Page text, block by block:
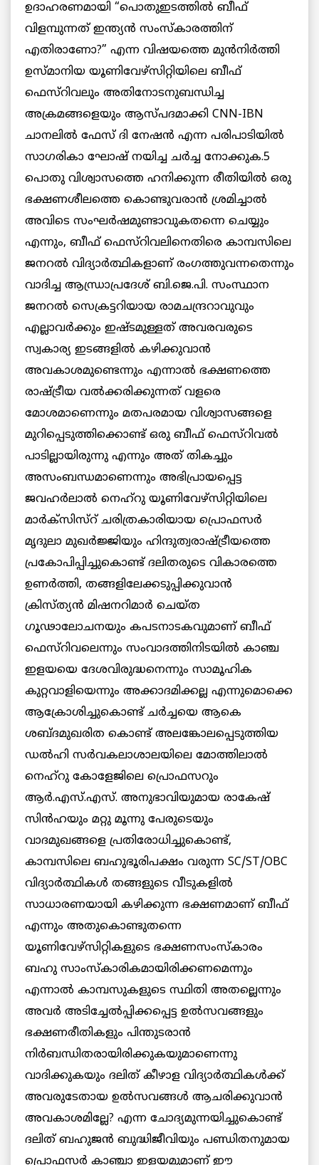
ഉദാഹരണമായി “പൊതുഇടത്തില്‍ ബീഫ്
വിളമ്പുന്നത് ഇന്ത്യന്‍ സംസ്കാരത്തിന്
എതിരാണോ?” എന്ന വിഷയത്തെ മുന്‍നിര്‍ത്തി
ഉസ്മാനിയ യൂണിവേഴ്സിറ്റിയിലെ ബീഫ്
ഫെസ്റിവലും അതിനോടനുബന്ധിച്ച
അക്രമങ്ങളെയും ആസ്പദമാക്കി CNN-IBN
ചാനലില്‍ ഫേസ് ദി നേഷന്‍ എന്ന പരിപാടിയില്‍
സാഗരികാ ഘോഷ് നയിച്ച ചര്‍ച്ച നോക്കുക.5
പൊതു വിശ്വാസത്തെ ഹനിക്കുന്ന രീതിയില്‍ ഒരു
ഭക്ഷണശീലത്തെ കൊണ്ടുവരാന്‍ ശ്രമിച്ചാല്‍
അവിടെ സംഘര്‍ഷമുണ്ടാവുകതന്നെ ചെയ്യും
എന്നും, ബീഫ് ഫെസ്റിവലിനെതിരെ കാമ്പസിലെ
ജനറല്‍ വിദ്യാര്‍ത്ഥികളാണ് രംഗത്തുവന്നതെന്നും
വാദിച്ച ആന്ധ്രാപ്രദേശ് ബി.ജെ.പി. സംസ്ഥാന
ജനറല്‍ സെക്രട്ടറിയായ രാമചന്ദ്രറാവുവും
എല്ലാവര്‍ക്കും ഇഷ്ടമുള്ളത് അവരവരുടെ
സ്വകാര്യ ഇടങ്ങളില്‍ കഴിക്കുവാന്‍
അവകാശമുണ്ടെന്നും എന്നാല്‍ ഭക്ഷണത്തെ
രാഷ്ട്രീയ വല്‍ക്കരിക്കുന്നത് വളരെ
മോശമാണെന്നും മതപരമായ വിശ്വാസങ്ങളെ
മുറിപ്പെടുത്തിക്കൊണ്ട് ഒരു ബീഫ് ഫെസ്റിവല്‍
പാടില്ലായിരുന്നു എന്നും അത് തികച്ചും
അസംബന്ധമാണെന്നും അഭിപ്രായപ്പെട്ട
ജവഹര്‍ലാല്‍ നെഹ്റു യൂണിവേഴ്സിറ്റിയിലെ
മാര്‍ക്സിസ്റ് ചരിത്രകാരിയായ പ്രൊഫസര്‍
മൃദുലാ മുഖര്‍ജ്ജിയും ഹിന്ദുത്വരാഷ്ട്രീയത്തെ
പ്രകോപിപ്പിച്ചുകൊണ്ട് ദലിതരുടെ വികാരത്തെ
ഉണര്‍ത്തി, തങ്ങളിലേക്കടുപ്പിക്കുവാന്‍
ക്രിസ്ത്യന്‍ മിഷനറിമാര്‍ ചെയ്ത
ഗൂഢാലോചനയും കപടനാടകവുമാണ് ബീഫ്
ഫെസ്റിവലെന്നും സംവാദത്തിനിടയില്‍ കാഞ്ച
ഇളയയെ ദേശവിരുദ്ധനെന്നും സാമൂഹിക
കുറ്റവാളിയെന്നും അക്കാദമിക്കല്ല എന്നുമൊക്കെ
ആക്രോശിച്ചുകൊണ്ട് ചര്‍ച്ചയെ ആകെ
ശബ്ദമുഖരിത കൊണ്ട് അലങ്കോലപ്പെടുത്തിയ
ഡല്‍ഹി സര്‍വകലാശാലയിലെ മോത്തിലാല്‍
നെഹ്റു കോളേജിലെ പ്രൊഫസറും
ആര്‍.എസ്.എസ്. അനുഭാവിയുമായ രാകേഷ്
സിന്‍ഹയും മറ്റു മൂന്നു പേരുടെയും
വാദമുഖങ്ങളെ പ്രതിരോധിച്ചുകൊണ്ട്,
കാമ്പസിലെ ബഹുഭൂരിപക്ഷം വരുന്ന SC/ST/OBC
വിദ്യാര്‍ത്ഥികള്‍ തങ്ങളുടെ വീടുകളില്‍
സാധാരണയായി കഴിക്കുന്ന ഭക്ഷണമാണ് ബീഫ്
എന്നും അതുകൊണ്ടുതന്നെ
യൂണിവേഴ്സിറ്റികളുടെ ഭക്ഷണസംസ്കാരം
ബഹു സാംസ്കാരികമായിരിക്കണമെന്നും
എന്നാല്‍ കാമ്പസുകളുടെ സ്ഥിതി അതല്ലെന്നും
അവര്‍ അടിച്ചേല്‍പ്പിക്കപ്പെട്ട ഉല്‍സവങ്ങളും
ഭക്ഷണരീതികളും പിന്തുടരാന്‍
നിര്‍ബന്ധിതരായിരിക്കുകയുമാണെന്നു
വാദിക്കുകയും ദലിത് കീഴാള വിദ്യാര്‍ത്ഥികള്‍ക്ക്
അവരുടേതായ ഉല്‍സവങ്ങള്‍ ആചരിക്കുവാന്‍
അവകാശമില്ലേ? എന്ന ചോദ്യമുന്നയിച്ചുകൊണ്ട്
ദലിത് ബഹുജന്‍ ബുദ്ധിജീവിയും പണ്ഡിതനുമായ
പ്രൊഫസര്‍ കാഞ്ചാ ഇളയമുമാണ് ഈ